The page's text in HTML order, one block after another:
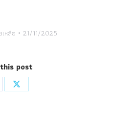
เหลือ 21/11/2025
post
Share